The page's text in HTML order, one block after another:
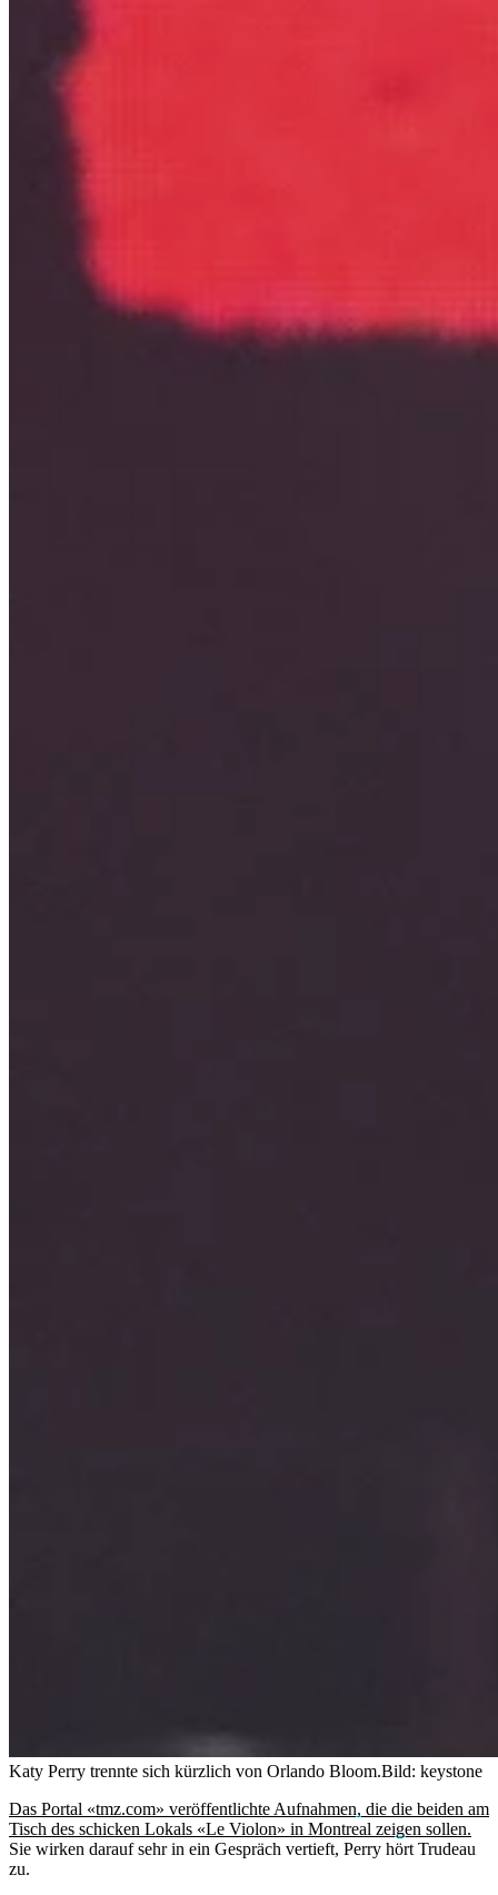
Katy Perry trennte sich kürzlich von Orlando Bloom.Bild: keystone
Das Portal «tmz.com» veröffentlichte Aufnahmen, die die beiden am
Tisch des schicken Lokals «Le Violon» in Montreal zeigen sollen.
Sie wirken darauf sehr in ein Gespräch vertieft, Perry hört Trudeau
zu.